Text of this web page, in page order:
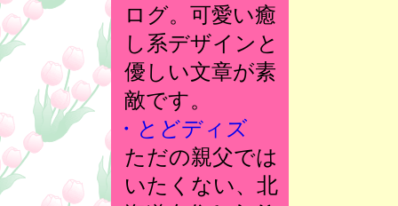
ログ。可愛い癒
し系デザインと
優しい文章が素
敵です。
・とどディズ
ただの親父では
いたくない、北